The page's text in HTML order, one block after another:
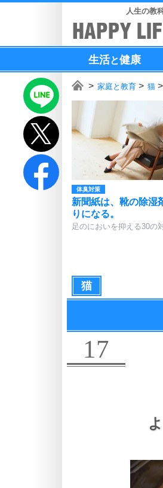
人生の教
生活と健康
家庭と教育 猫
体臭対策
新聞紙は、靴の除湿
りになる。
足のにおいを抑える30の
猫
17